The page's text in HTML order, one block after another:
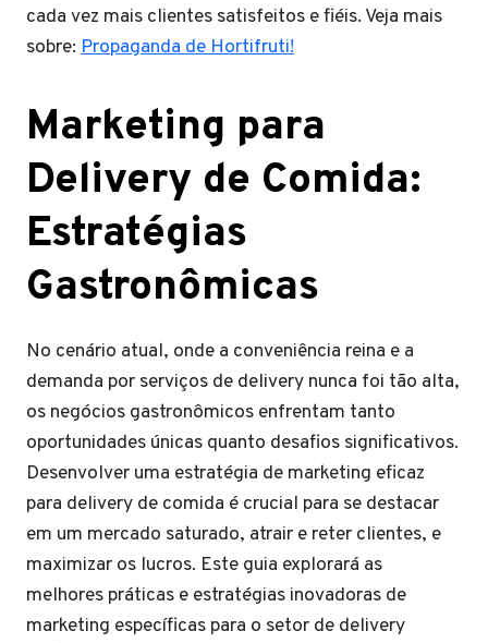
cada vez mais clientes satisfeitos e fiéis. Veja mais
sobre: Propaganda de Hortifruti!
Marketing para
Delivery de Comida:
Estratégias
Gastronômicas
No cenário atual, onde a conveniência reina e a
demanda por serviços de delivery nunca foi tão alta,
os negócios gastronômicos enfrentam tanto
oportunidades únicas quanto desafios significativos.
Desenvolver uma estratégia de marketing eficaz
para delivery de comida é crucial para se destacar
em um mercado saturado, atrair e reter clientes, e
maximizar os lucros. Este guia explorará as
melhores práticas e estratégias inovadoras de
marketing específicas para o setor de delivery